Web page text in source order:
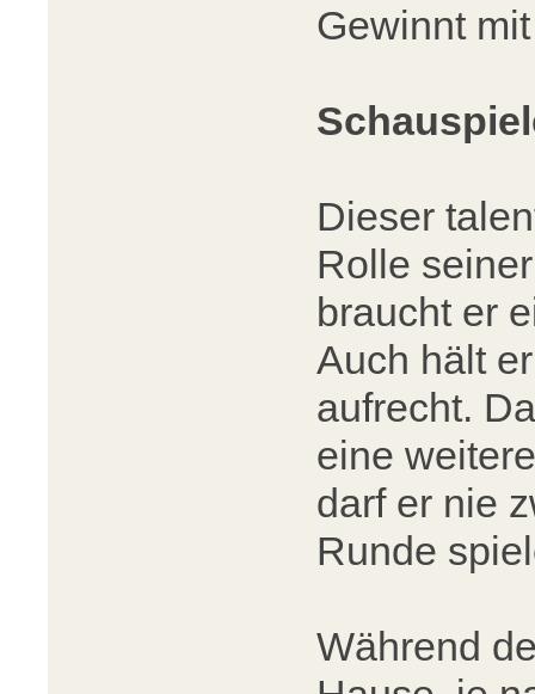
Gewinnt
Dieser
Rolle
braucht er
Auch hält
aufrecht.
eine
darf er nie
Runde
Während